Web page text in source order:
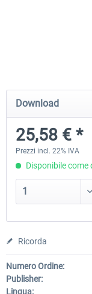
Just Trains - U-Bahn
40,62 € *
Download
25,58 € *
Prezzi incl. 22% IVA
Disponibile
Ricorda
Numero Ordine:
Publisher:
Lingua: